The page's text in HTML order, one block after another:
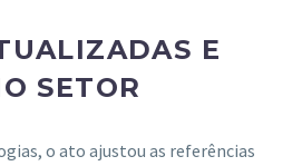
E
SETOR
o ato ajustou as referências